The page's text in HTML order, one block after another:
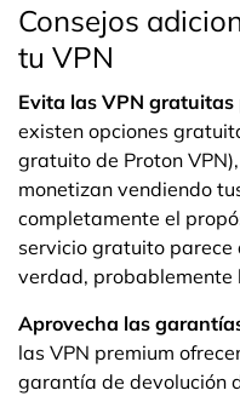
Consejos
tu VPN
Evita las VPN gratuitas
existen opciones
gratuito de Proton
monetizan vendiendo
completamente el
servicio gratuito
verdad, probablemente
Aprovecha las
las VPN premium
garantía de devolución